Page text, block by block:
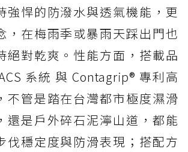
強悍的防潑水與透氣機能，更
，在梅雨季或暴雨天踩出門也
絕對乾爽。性能方面，搭載品
系統 與 Contagrip® 專利高
不管是踏在台灣都市極度濕滑
還是戶外碎石泥濘山道，都能
伐穩定度與防滑表現；搭配方